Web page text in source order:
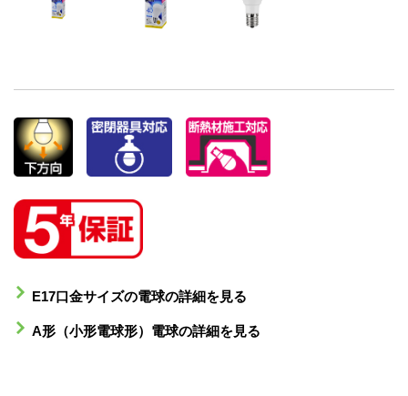
E17口金サイズの電球の詳細を見る
A形（小形電球形）電球の詳細を見る